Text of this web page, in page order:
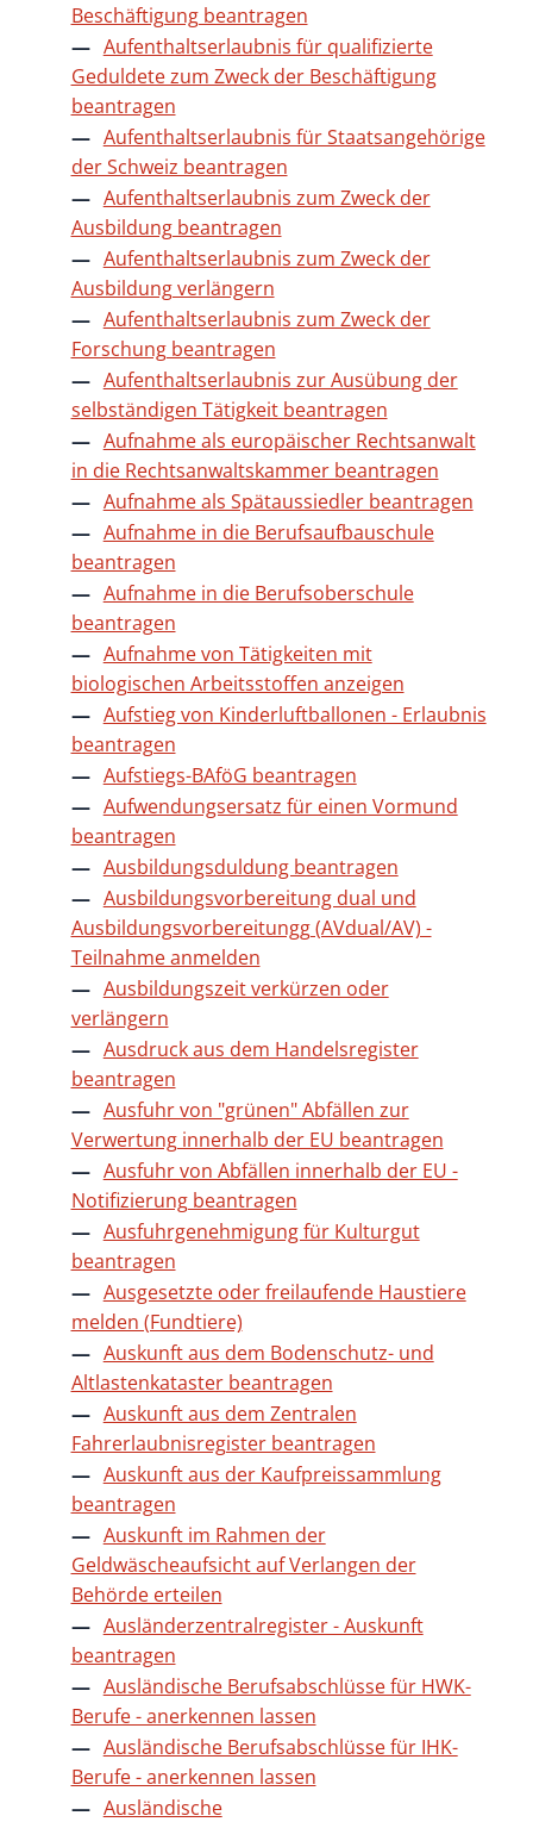
Beschäftigung beantragen
Aufenthaltserlaubnis für qualifizierte
Geduldete zum Zweck der Beschäftigung
beantragen
Aufenthaltserlaubnis für Staatsangehörige
der Schweiz beantragen
Aufenthaltserlaubnis zum Zweck der
Ausbildung beantragen
Aufenthaltserlaubnis zum Zweck der
Ausbildung verlängern
Aufenthaltserlaubnis zum Zweck der
Forschung beantragen
Aufenthaltserlaubnis zur Ausübung der
selbständigen Tätigkeit beantragen
Aufnahme als europäischer Rechtsanwalt
in die Rechtsanwaltskammer beantragen
Aufnahme als Spätaussiedler beantragen
Aufnahme in die Berufsaufbauschule
beantragen
Aufnahme in die Berufsoberschule
beantragen
Aufnahme von Tätigkeiten mit
biologischen Arbeitsstoffen anzeigen
Aufstieg von Kinderluftballonen - Erlaubnis
beantragen
Aufstiegs-BAföG beantragen
Aufwendungsersatz für einen Vormund
beantragen
Ausbildungsduldung beantragen
Ausbildungsvorbereitung dual und
Ausbildungsvorbereitungg (AVdual/AV) -
Teilnahme anmelden
Ausbildungszeit verkürzen oder
verlängern
Ausdruck aus dem Handelsregister
beantragen
Ausfuhr von "grünen" Abfällen zur
Verwertung innerhalb der EU beantragen
Ausfuhr von Abfällen innerhalb der EU -
Notifizierung beantragen
Ausfuhrgenehmigung für Kulturgut
beantragen
Ausgesetzte oder freilaufende Haustiere
melden (Fundtiere)
Auskunft aus dem Bodenschutz- und
Altlastenkataster beantragen
Auskunft aus dem Zentralen
Fahrerlaubnisregister beantragen
Auskunft aus der Kaufpreissammlung
beantragen
Auskunft im Rahmen der
Geldwäscheaufsicht auf Verlangen der
Behörde erteilen
Ausländerzentralregister - Auskunft
beantragen
Ausländische Berufsabschlüsse für HWK-
Berufe - anerkennen lassen
Ausländische Berufsabschlüsse für IHK-
Berufe - anerkennen lassen
Ausländische